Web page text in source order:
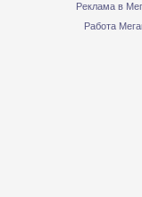
Реклама в
Работа